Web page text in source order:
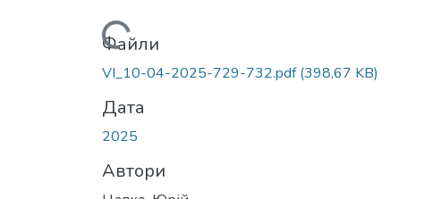
Вантажиться...
Файли
VI_10-04-2025-729-732.pdf(398,67 KB)
Дата
2025
Автори